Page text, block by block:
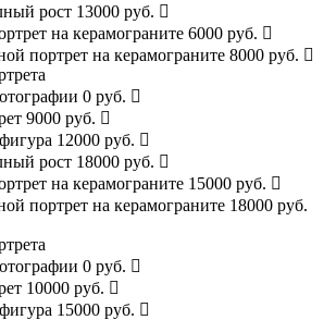
рост 13000 руб.
на керамограните 6000 руб.
портрет на керамограните 8000 руб.
0 руб.
9000 руб.
12000 руб.
рост 18000 руб.
на керамограните 15000 руб.
портрет на керамограните 18000 руб.
0 руб.
10000 руб.
15000 руб.